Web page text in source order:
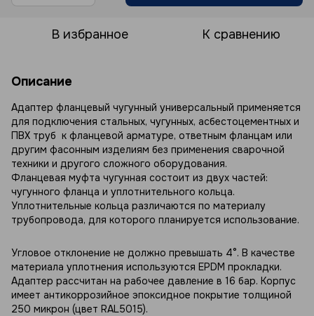
В избранное К сравнению
Описание
Адаптер фланцевый чугунный универсальный применяется
для подключения стальных, чугунных, асбестоцементных и
ПВХ труб к фланцевой арматуре, ответным фланцам или
другим фасонным изделиям без применения сварочной
техники и другого сложного оборудования.
Фланцевая муфта чугунная состоит из двух частей:
чугунного фланца и уплотнительного кольца.
Уплотнительные кольца различаются по материалу
трубопровода, для которого планируется использование.
Угловое отклонение не должно превышать 4°. В качестве
материала уплотнения используются EPDM прокладки.
Адаптер рассчитан на рабочее давление в 16 бар. Корпус
имеет антикоррозийное эпоксидное покрытие толщиной
250 микрон (цвет RAL5015).